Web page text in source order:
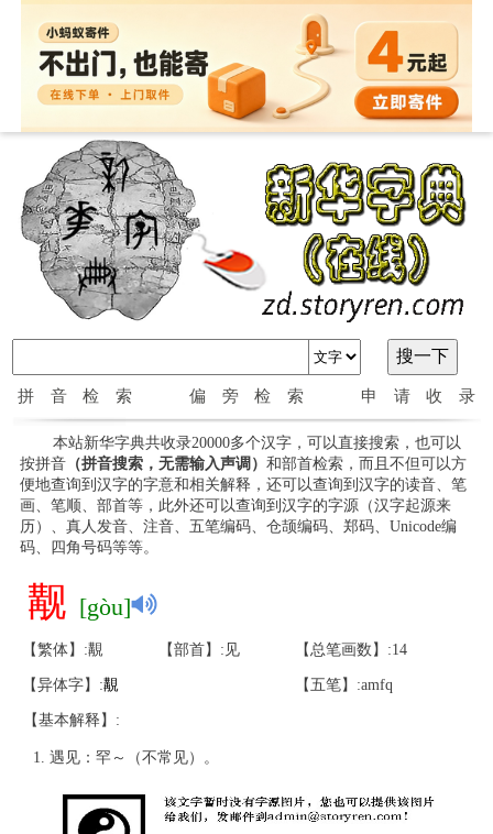
拼音检索 偏旁检索 申请收录
本站新华字典共收录20000多个汉字，可以直接搜索，也可以
按拼音（拼音搜索，无需输入声调） 和部首检索，而且不但可以方
便地查询到汉字的字意和相关解释，还可以查询到汉字的读音、笔
画、笔顺、部首等，此外还可以查询到汉字的字源（汉字起源来
历）、真人发音、注音、五笔编码、仓颉编码、郑码、Unicode编
码、四角号码等等。
觏 [gòu]
【繁体】:覯 【部首】:见 【总笔画数】:14
【异体字】:覯 【五笔】:amfq
【基本解释】:
遇见：罕～（不常见）。